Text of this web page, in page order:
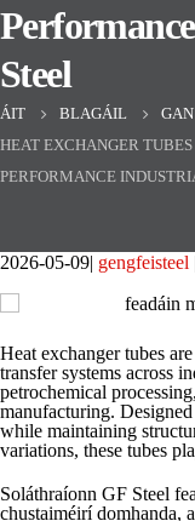
Steel
ÁIT BLAGÁIL
HEAT EXCHANGER
PERFORMANCE
2026-05-09 gengfeisteel
Heat exchanger tubes
transfer systems across
petrochemical
manufacturing.
while maintaining
variations, these tubes
Soláthraíonn GF Steel
chustaiméirí domhanda,